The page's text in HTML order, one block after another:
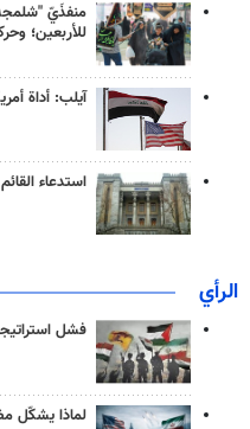
منفذَيّ
للأربعين؛
آيلب: أداة
استدعاء
الرأي
فشل
لماذا يشكّل